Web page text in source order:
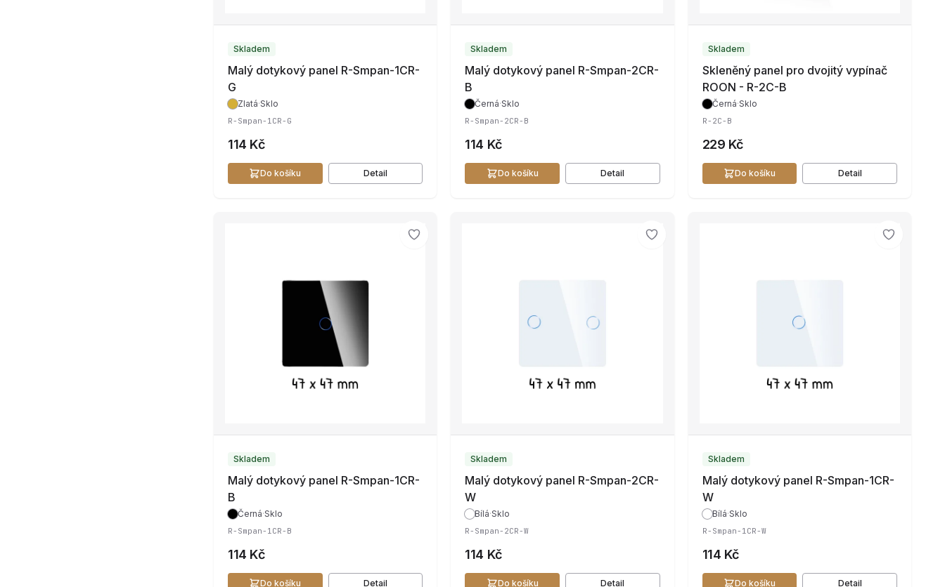
Skladem
Malý dotykový panel R-Smpan-1CR-
G
Zlatá·Sklo
R-Smpan-1CR-G
114 Kč
Do košíku Detail
Skladem
Malý dotykový panel R-Smpan-2CR-
B
Černá·Sklo
R-Smpan-2CR-B
114 Kč
Do košíku Detail
Skladem
Skleněný panel pro dvojitý vypínač
ROON - R-2C-B
Černá·Sklo
R-2C-B
229 Kč
Do košíku Detail
Skladem
Malý dotykový panel R-Smpan-1CR-
B
Černá·Sklo
R-Smpan-1CR-B
114 Kč
Do košíku Detail
Skladem
Malý dotykový panel R-Smpan-2CR-
W
Bílá·Sklo
R-Smpan-2CR-W
114 Kč
Do košíku Detail
Skladem
Malý dotykový panel R-Smpan-1CR-
W
Bílá·Sklo
R-Smpan-1CR-W
114 Kč
Do košíku Detail